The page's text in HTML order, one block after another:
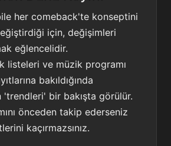
her comeback'te konseptini
için, değişimleri
eğlencelidir.
listeleri ve müzik programı
bakıldığında
'trendleri' bir bakışta görülür.
önceden takip ederseniz
kaçırmazsınız.